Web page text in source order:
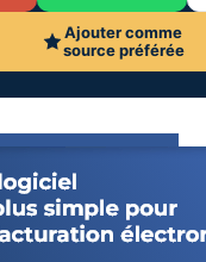
Ajouter comme
source préférée